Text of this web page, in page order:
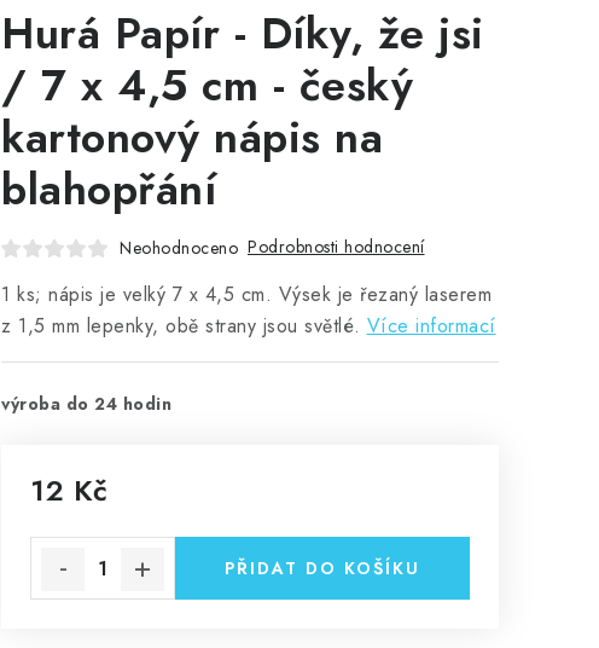
Hurá Papír - Díky, že jsi
/ 7 x 4,5 cm - český
kartonový nápis na
blahopřání
Neohodnoceno Podrobnosti hodnocení
1 ks; nápis je velký 7 x 4,5 cm. Výsek je řezaný laserem
z 1,5 mm lepenky, obě strany jsou světlé. Více informací
výroba do 24 hodin
12 Kč
PŘIDAT DO KOŠÍKU